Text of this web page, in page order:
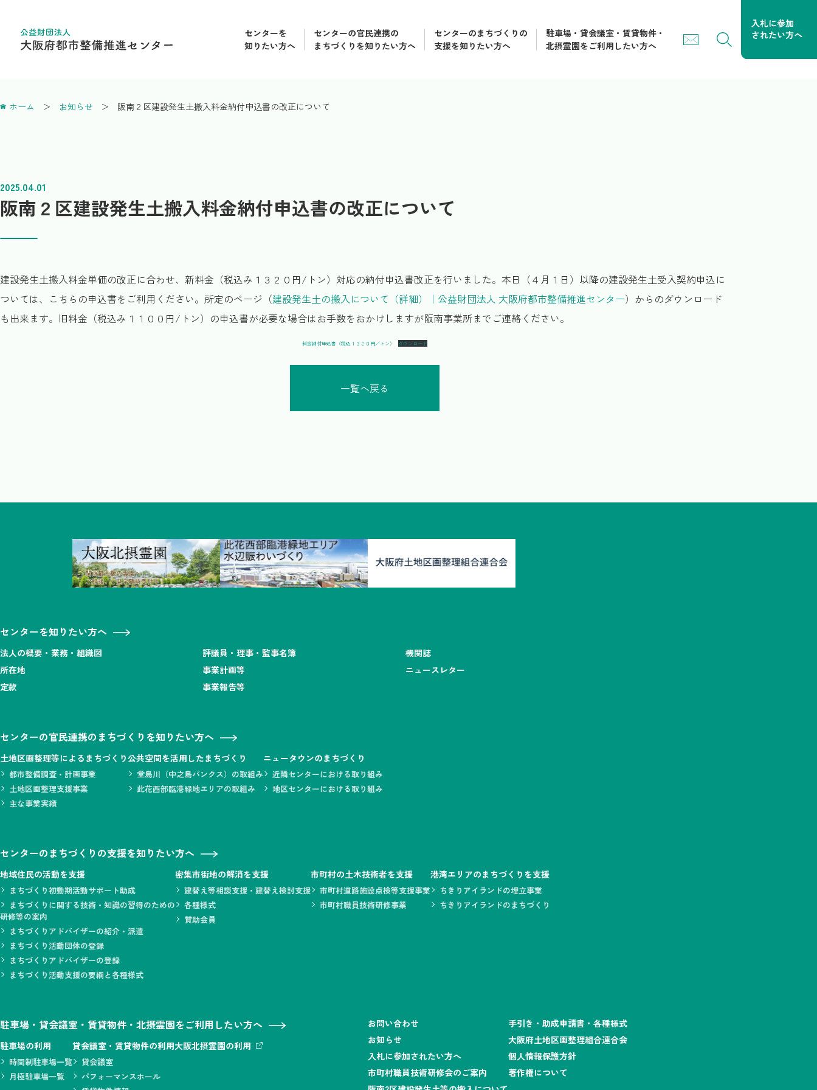
センターを
知りたい方へ
センターの官民連携の
まちづくりを知りたい方へ
センターのまちづくりの
支援を知りたい方へ
駐車場・貸会議室・賃貸物件・
北摂霊園をご利用したい方へ
ホーム お知らせ 阪南２区建設発生土搬入料金納付申込書の改正について
2025.04.01
阪南２区建設発生土搬入料金納付申込書の改正について
建設発生土搬入料金単価の改正に合わせ、新料金（税込み１３２０円/トン）対応の納付申込書改正を行いました。本日（４月１日）以降の建設発生土受入契約申込に
ついては、こちらの申込書をご利用ください。所定のページ（建設発生土の搬入について（詳細）｜公益財団法人 大阪府都市整備推進センター）からのダウンロード
も出来ます。旧料金（税込み１１００円/トン）の申込書が必要な場合はお手数をおかけしますが阪南事業所までご連絡ください。
料金納付申込書（税込１３２０円／トン） ダウンロード
一覧へ戻る
センターを知りたい方へ
法人の概要・業務・組織図 評議員・理事・監事名簿
機関誌
所在地
事業計画等
ニュースレター
定款
事業報告等
センターの官民連携のまちづくりを知りたい方へ
土地区画整理等によるまちづくり
都市整備調査・計画事業
土地区画整理支援事業
主な事業実績
公共空間を活用したまちづくり
堂島川（中之島バンクス）の取組み
此花西部臨港緑地エリアの取組み
ニュータウンのまちづくり
近隣センターにおける取り組み
地区センターにおける取り組み
センターのまちづくりの支援を知りたい方へ
地域住民の活動を支援
まちづくり初動期活動サポート助成
まちづくりに関する技術・知識の習得のための
研修等の案内
まちづくりアドバイザーの紹介・派遣
まちづくり活動団体の登録
まちづくりアドバイザーの登録
まちづくり活動支援の要綱と各種様式
密集市街地の解消を支援
建替え等相談支援・建替え検討支援
各種様式
賛助会員
市町村の土木技術者を支援
市町村道路施設点検等支援事業
市町村職員技術研修事業
港湾エリアのまちづくりを支援
ちきりアイランドの埋立事業
ちきりアイランドのまちづくり
駐車場・貸会議室・賃貸物件・北摂霊園をご利用したい方へ
駐車場の利用
時間制駐車場一覧
月極駐車場一覧
貸会議室・賃貸物件の利用
貸会議室
パフォーマンスホール
大阪北摂霊園の利用
お問い合わせ
お知らせ
入札に参加されたい方へ
市町村職員技術研修会のご案内
手引き・助成申請書・各種様式
大阪府土地区画整理組合連合会
個人情報保護方針
著作権について